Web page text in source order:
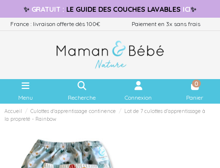
✨ GRATUIT: LE GUIDE DES COUCHES LAVABLES ICI✨
France : livraison offerte dès 100€ Paiement en 3x sans frais
Menu Recherche Connexion
0
Panier
Accueil Culottes d'apprentissage continence
Lot de 7 culottes d'apprentissage à
la propreté - Rainbow